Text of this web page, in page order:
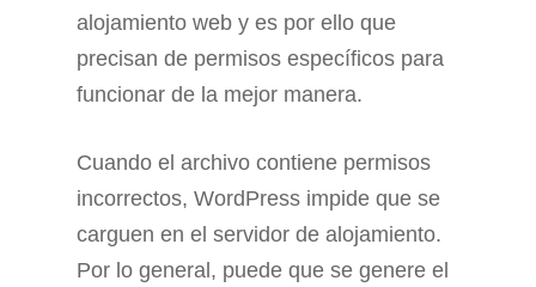
alojamiento web y es por ello que
precisan de permisos específicos para
funcionar de la mejor manera.
Cuando el archivo contiene permisos
incorrectos, WordPress impide que se
carguen en el servidor de alojamiento.
Por lo general, puede que se genere el